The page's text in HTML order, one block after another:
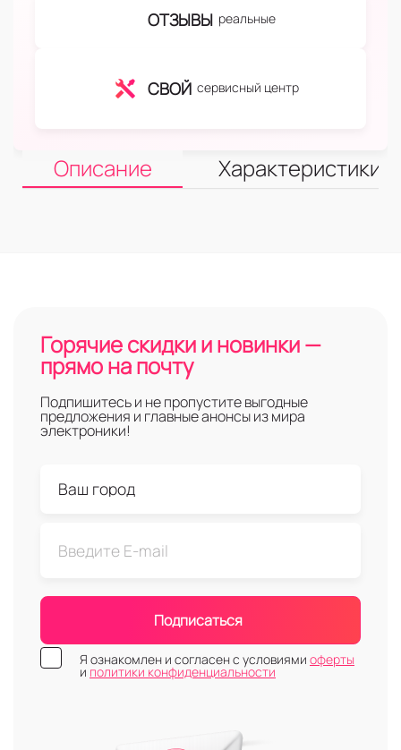
ОТЗЫВЫ реальные
СВОЙ сервисный центр
Описание Характеристики
Горячие скидки и новинки —
прямо на почту
Подпишитесь и не пропустите выгодные
предложения и главные анонсы из мира
электроники!
Подписаться
Я ознакомлен и согласен с условиями оферты
и политики конфиденциальности